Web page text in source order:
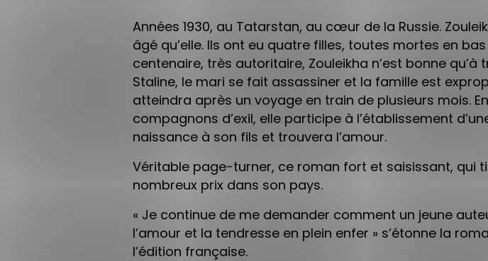
Années 1930, au Tatarstan, au cœur de la Russie.
âgé qu’elle. Ils ont eu quatre filles, toutes mortes en
centenaire, très autoritaire, Zouleikha n’est bonne
Staline, le mari se fait assassiner et la famille est
atteindra après un voyage en train de plusieurs mois.
compagnons d’exil, elle participe à l’établissement
naissance à son fils et trouvera l’amour.
Véritable page-turner, ce roman fort et saisissant, qui
nombreux prix dans son pays.
« Je continue de me demander comment un jeune
l’amour et la tendresse en plein enfer » s’étonne la
l’édition française.